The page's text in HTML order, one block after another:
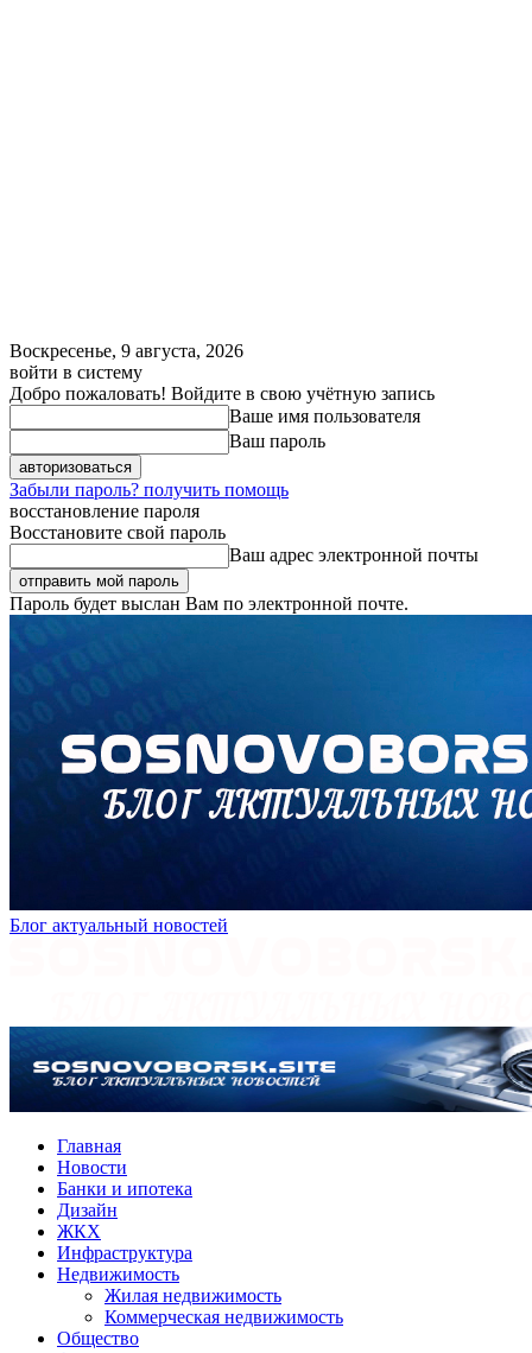
Воскресенье, 9 августа, 2026
войти в систему
Добро пожаловать! Войдите в свою учётную запись
Ваше имя пользователя
Ваш пароль
Забыли пароль? получить помощь
восстановление пароля
Восстановите свой пароль
Ваш адрес электронной почты
Пароль будет выслан Вам по электронной почте.
Блог актуальный новостей
Главная
Новости
Банки и ипотека
Дизайн
ЖКХ
Инфраструктура
Недвижимость
Жилая недвижимость
Коммерческая недвижимость
Общество